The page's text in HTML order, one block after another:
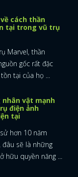
cách thần
tại trong vũ trụ
Marvel, thần
gốc rất đặc
tại của họ ...
nhân vật mạnh
điện ảnh
tại
hơn 10 năm
sẽ là những
hữu quyền năng ...